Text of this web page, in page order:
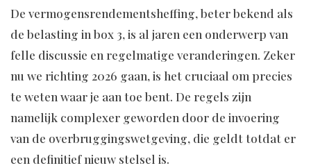
De vermogensrendementsheffing, beter bekend als
de belasting in box 3, is al jaren een onderwerp van
felle discussie en regelmatige veranderingen. Zeker
nu we richting 2026 gaan, is het cruciaal om precies
te weten waar je aan toe bent. De regels zijn
namelijk complexer geworden door de invoering
van de overbruggingswetgeving, die geldt totdat er
een definitief nieuw stelsel is.